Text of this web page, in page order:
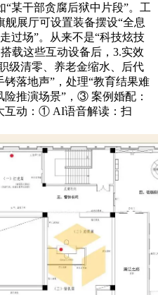
某干部贪腐后狱中片段”。工
舰展厅可设置装备摆设“全息
过场”。从来不是“科技炫技
载这些互动设备后，3.实效
级清零、养老金缩水、后代
落地声”，处理“教育结果难
险推演场景”，③ 案例婚配：
互动：① AI语音解读：扫